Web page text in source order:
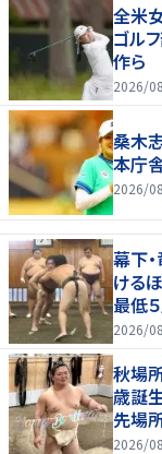
全米
ゴル
作ら
2026/
桑木
本庁
2026/
幕下
ける
最低
2026/
秋場
歳誕
先場
2026/